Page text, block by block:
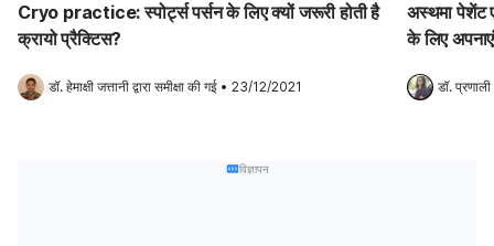
Cryo practice: स्पोर्ट्स पर्सन के लिए क्यों जरूरी होती है
क्रायो प्रैक्टिस?
डॉ. हेमाक्षी जत्तानी द्वारा समीक्षा की गई • 23/12/2021
अस्थमा पेशेंट
के लिए
डॉ.
विज्ञापन